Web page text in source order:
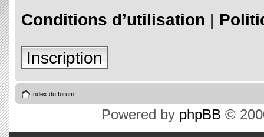
Conditions d’utilisation |
Inscription
Index du forum
Powered by phpBB ©